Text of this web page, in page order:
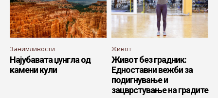
Занимливости
Најубавата џунгла од
камени кули
Живот
Живот без градник:
Едноставни вежби за
подигнување и
зацврстување на градите